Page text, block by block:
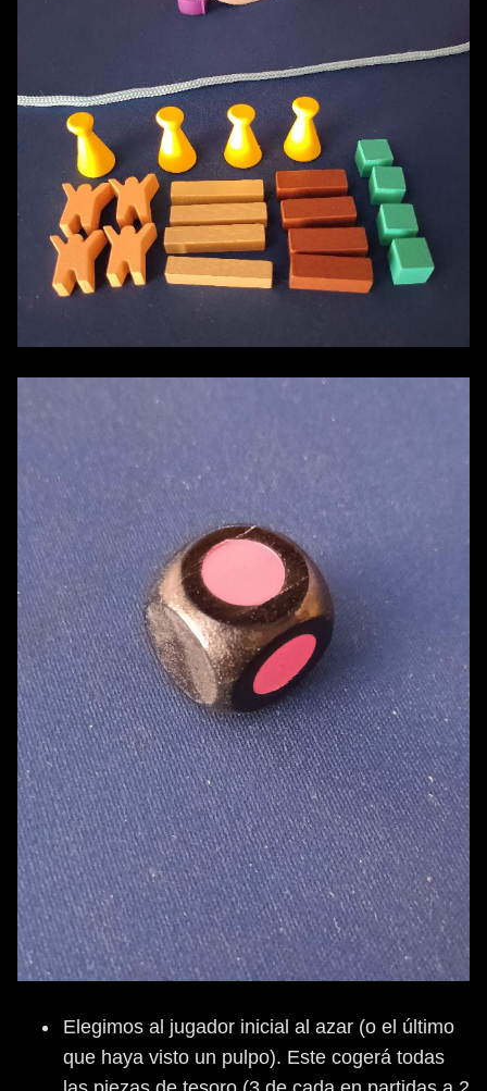
Elegimos al jugador inicial al azar (o el último
que haya visto un pulpo). Este cogerá todas